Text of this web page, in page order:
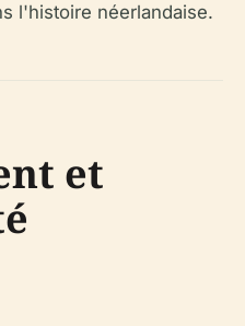
l'histoire néerlandaise.
et